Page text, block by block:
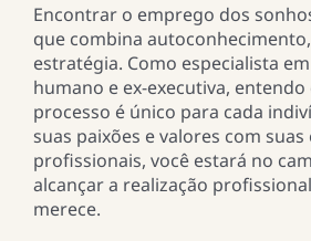
Encontrar o emprego dos
que combina
estratégia. Como especialista
humano e ex-executiva, entendo
processo é único para cada
suas paixões e valores com suas
profissionais, você estará no
alcançar a realização
merece.